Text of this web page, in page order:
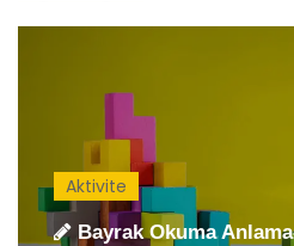
Aktivite
Bayrak Okuma